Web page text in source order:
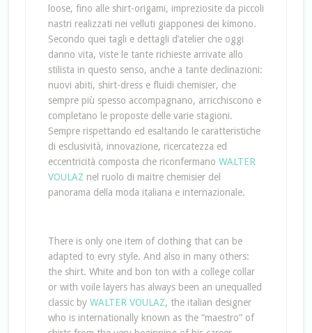
loose, fino alle shirt-origami, impreziosite da piccoli
nastri realizzati nei velluti giapponesi dei kimono.
Secondo quei tagli e dettagli d’atelier che oggi
danno vita, viste le tante richieste arrivate allo
stilista in questo senso, anche a tante declinazioni:
nuovi abiti, shirt-dress e fluidi chemisier, che
sempre più spesso accompagnano, arricchiscono e
completano le proposte delle varie stagioni.
Sempre rispettando ed esaltando le caratteristiche
di esclusività, innovazione, ricercatezza ed
eccentricità composta che riconfermano WALTER
VOULAZ nel ruolo di maitre chemisier del
panorama della moda italiana e internazionale.
There is only one item of clothing that can be
adapted to evry style. And also in many others:
the shirt. White and bon ton with a college collar
or with voile layers has always been an unequalled
classic by WALTER VOULAZ, the italian designer
who is internationally known as the “maestro” of